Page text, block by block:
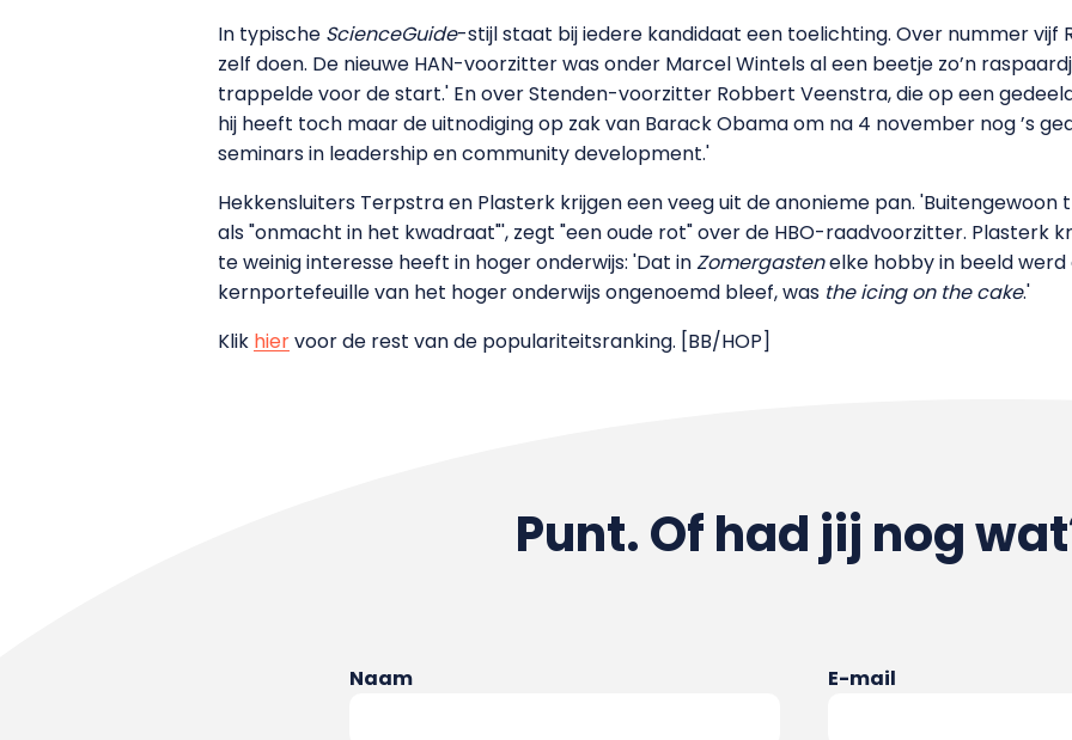
In typische ScienceGuide-stijl staat bij iedere kandidaat een toelichting. Over nummer vijf
zelf doen. De nieuwe HAN-voorzitter was onder Marcel Wintels al een beetje zo’n
trappelde voor de start.' En over Stenden-voorzitter Robbert Veenstra, die op een
hij heeft toch maar de uitnodiging op zak van Barack Obama om na 4 november nog ’s
seminars in leadership en community development.'
Hekkensluiters Terpstra en Plasterk krijgen een veeg uit de anonieme pan.
als "onmacht in het kwadraat"', zegt "een oude rot" over de HBO-raadvoorzitter. Plasterk
te weinig interesse heeft in hoger onderwijs: 'Dat inZomergastenelke hobby in beeld
kernportefeuille van het hoger onderwijs ongenoemd bleef, was the icing on the cake.'
Klik hiervoor de rest van de populariteitsranking. [BB/HOP]
Punt. Of had jij nog
Naam E-mail